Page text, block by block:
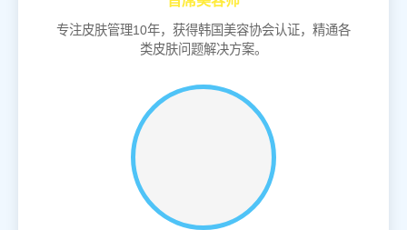
专注皮肤管理10年，获得韩国美容协会认证，精通各
类皮肤问题解决方案。